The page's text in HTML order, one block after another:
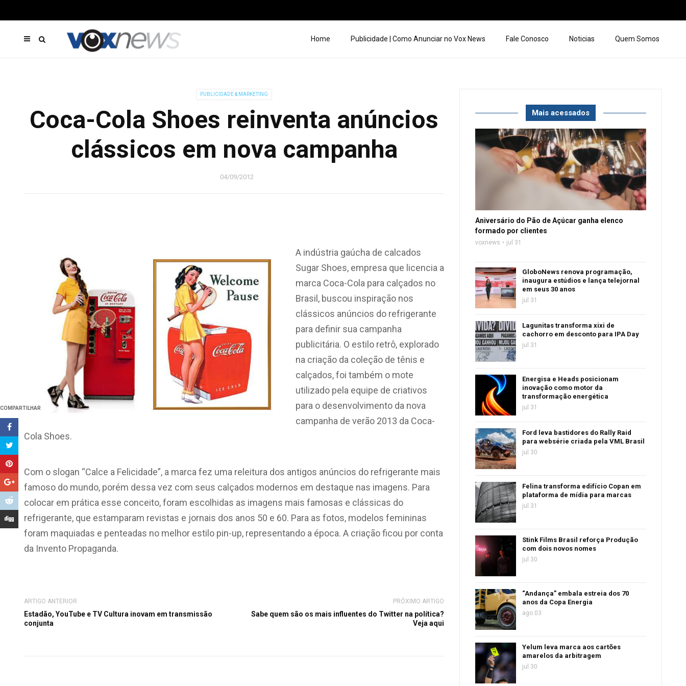
Home Publicidade | Como Anunciar no Vox News Fale Conosco Noticias Quem Somos
PUBLICIDADE & MARKETING
Coca-Cola Shoes reinventa anúncios
clássicos em nova campanha
04/09/2012
COMPARTILHAR
A indústria gaúcha de calcados
Sugar Shoes, empresa que licencia a
marca Coca-Cola para calçados no
Brasil, buscou inspiração nos
clássicos anúncios do refrigerante
para definir sua campanha
publicitária. O estilo retrô, explorado
na criação da coleção de tênis e
calçados, foi também o mote
utilizado pela equipe de criativos
para o desenvolvimento da nova
campanha de verão 2013 da Coca-
Cola Shoes.
Com o slogan “Calce a Felicidade”, a marca fez uma releitura dos antigos anúncios do refrigerante mais
famoso do mundo, porém dessa vez com seus calçados modernos em destaque nas imagens. Para
colocar em prática esse conceito, foram escolhidas as imagens mais famosas e clássicas do
refrigerante, que estamparam revistas e jornais dos anos 50 e 60. Para as fotos, modelos femininas
foram maquiadas e penteadas no melhor estilo pin-up, representando a época. A criação ficou por conta
da Invento Propaganda.
ARTIGO ANTERIOR
Estadão, YouTube e TV Cultura inovam em transmissão
conjunta
PRÓXIMO ARTIGO
Sabe quem são os mais influentes do Twitter na política?
Veja aqui
Mais acessados
Aniversário do Pão de Açúcar ganha elenco
formado por clientes
voxnews jul 31
GloboNews renova programação,
inaugura estúdios e lança telejornal
em seus 30 anos
jul 31
Lagunitas transforma xixi de
cachorro em desconto para IPA Day
jul 31
Energisa e Heads posicionam
inovação como motor da
transformação energética
jul 31
Ford leva bastidores do Rally Raid
para websérie criada pela VML Brasil
jul 30
Felina transforma edifício Copan em
plataforma de mídia para marcas
jul 31
Stink Films Brasil reforça Produção
com dois novos nomes
jul 30
“Andança” embala estreia dos 70
anos da Copa Energia
ago 03
Yelum leva marca aos cartões
amarelos da arbitragem
jul 30